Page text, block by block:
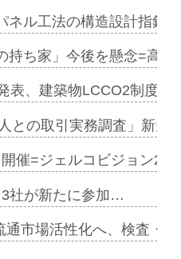
ネル工法の構造設計指針
持ち家」今後を懸念=高
表、建築物LCCO2制度
との取引実務調査」新規
催=ジェルコビジョン
社が新たに参加…
通市場活性化へ、検査・